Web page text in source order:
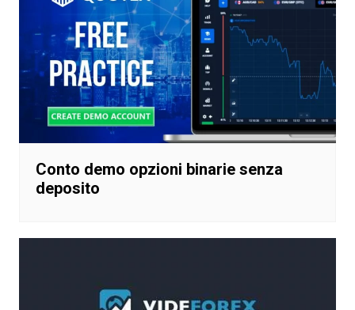
Conto demo opzioni binarie senza
deposito